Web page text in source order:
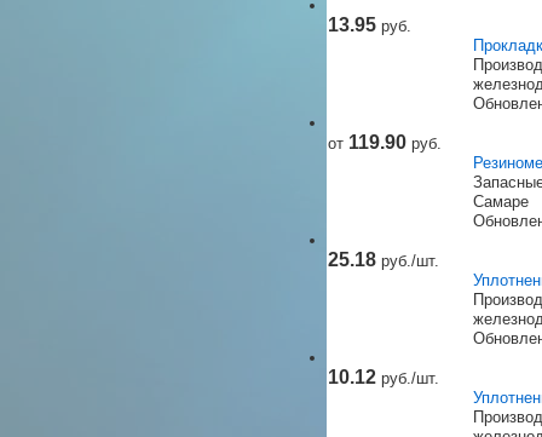
13.95 руб.
от 119.90 руб.
Самаре
25.18 руб./шт.
10.12 руб./шт.